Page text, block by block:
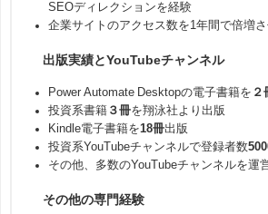
SEOディレクションを経験
企業サイトのアクセス数を1年間で倍増
出版実績とYouTubeチャンネル
Power Automate Desktopの電子書籍を ２
投資系書籍 ３冊を翔泳社より出版
Kindle電子書籍を18冊出版
投資系YouTubeチャンネルで登録者数
その他、多数のYouTubeチャンネルを運
その他の専門経験